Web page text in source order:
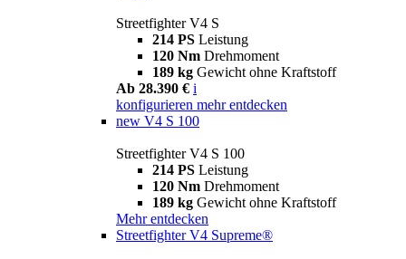
Streetfighter V4 S
214 PS Leistung
120 Nm Drehmoment
189 kg Gewicht ohne Kraftstoff
Ab 28.390 € i
konfigurieren mehr entdecken
new V4 S 100
Streetfighter V4 S 100
214 PS Leistung
120 Nm Drehmoment
189 kg Gewicht ohne Kraftstoff
Mehr entdecken
Streetfighter V4 Supreme®